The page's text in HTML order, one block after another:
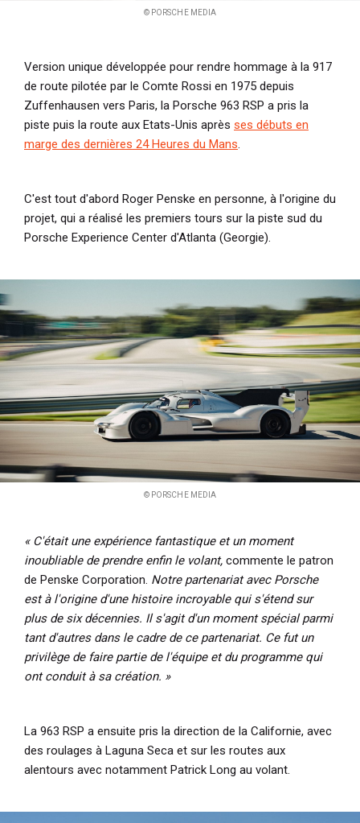
© PORSCHE MEDIA
Version unique développée pour rendre hommage à la 917
de route pilotée par le Comte Rossi en 1975 depuis
Zuffenhausen vers Paris, la Porsche 963 RSP a pris la
piste puis la route aux Etats-Unis après ses débuts en
marge des dernières 24 Heures du Mans.
C'est tout d'abord Roger Penske en personne, à l'origine du
projet, qui a réalisé les premiers tours sur la piste sud du
Porsche Experience Center d'Atlanta (Georgie).
© PORSCHE MEDIA
« C'était une expérience fantastique et un moment
inoubliable de prendre enfin le volant, commente le patron
de Penske Corporation. Notre partenariat avec Porsche
est à l'origine d'une histoire incroyable qui s'étend sur
plus de six décennies. Il s'agit d'un moment spécial parmi
tant d'autres dans le cadre de ce partenariat. Ce fut un
privilège de faire partie de l'équipe et du programme qui
ont conduit à sa création. »
La 963 RSP a ensuite pris la direction de la Californie, avec
des roulages à Laguna Seca et sur les routes aux
alentours avec notamment Patrick Long au volant.